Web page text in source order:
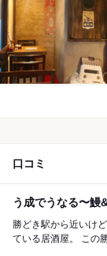
口コミ
う成でうなる〜鰻
勝どき駅から近いけ
ている居酒屋。 この勝どき、月島、佃界隈は細い路地が多く、探検する